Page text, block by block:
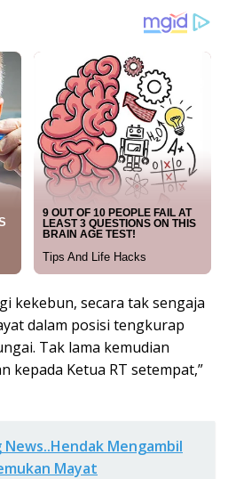
kekebun, secara tak sengaja
dalam posisi tengkurap
Tak lama kemudian
kepada Ketua RT setempat,”
News..Hendak Mengambil
Mayat